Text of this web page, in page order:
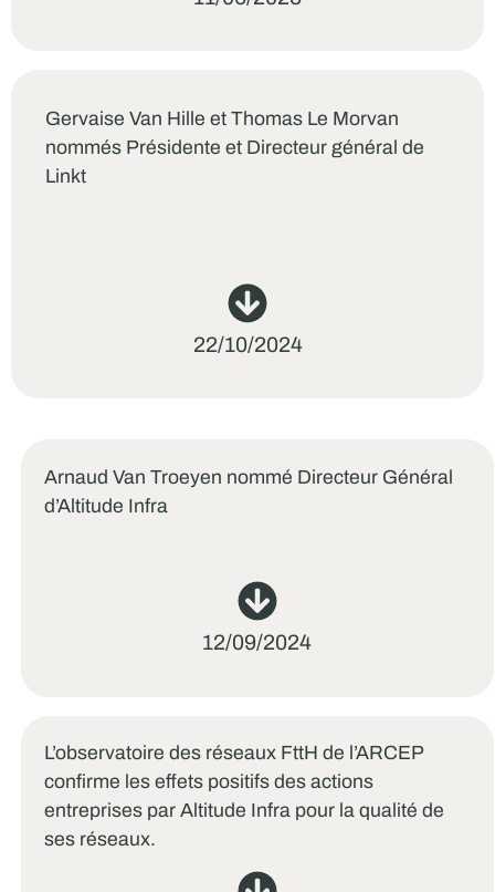
Gervaise Van Hille et Thomas Le Morvan
nommés Présidente et Directeur général de
Linkt
22/10/2024
Arnaud Van Troeyen nommé Directeur Général
d’Altitude Infra
12/09/2024
L’observatoire des réseaux FttH de l’ARCEP
confirme les effets positifs des actions
entreprises par Altitude Infra pour la qualité de
ses réseaux.